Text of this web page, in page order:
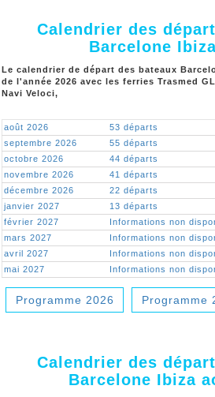
Calendrier des
Barcelone
Le calendrier de départ des bateaux
de l'année 2026 avec les ferries Trasmed
Navi Veloci,
août 2026
53 départs
septembre 2026
55 départs
octobre 2026
44 départs
novembre 2026
41 départs
décembre 2026
22 départs
janvier 2027
13 départs
février 2027
Informations non
mars 2027
Informations non
avril 2027
Informations non
mai 2027
Informations non
Programme 2026 Programme
Calendrier des
Barcelone Ibiza